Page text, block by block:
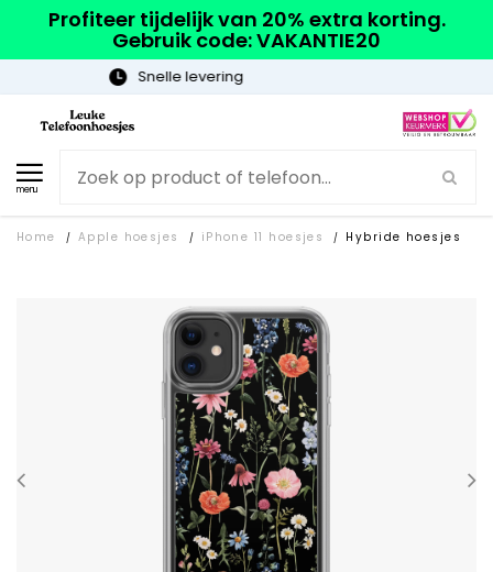
Profiteer tijdelijk van 20% extra korting.
Gebruik code: VAKANTIE20
Gratis verzending
menu
Home / Apple hoesjes / iPhone 11 hoesjes / Hybride hoesjes